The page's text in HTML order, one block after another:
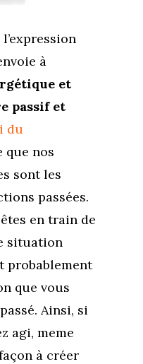
à
et
passif et
du
que nos
sont les
passées.
en train de
situation
probablement
que vous
Ainsi, si
agi, meme
à créer